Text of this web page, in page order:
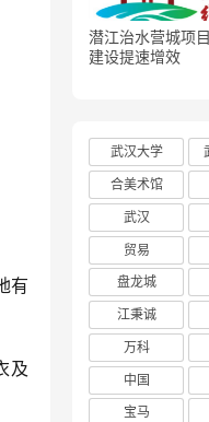
有
及
潜江治水营城项
建设提速增效
武汉大学
合美术馆
武汉
贸易
盘龙城
江秉诚
万科
中国
宝马